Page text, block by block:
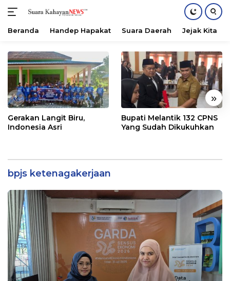
konten
Beranda Handep Hapakat Suara Daerah Jejak Kita
« »
Gerakan Langit Biru,
Indonesia Asri
Bupati Melantik 132 CPNS
Yang Sudah Dikukuhkan
bpjs ketenagakerjaan